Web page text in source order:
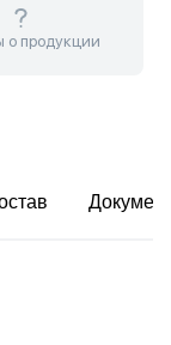
о продукции